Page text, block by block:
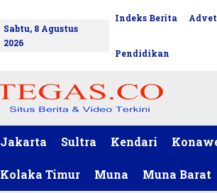
Sabtu, 8 Agustus
2026
Indeks Berita
Pendidikan
Jakarta Sultra Kendari
Kolaka Timur Muna Muna Barat